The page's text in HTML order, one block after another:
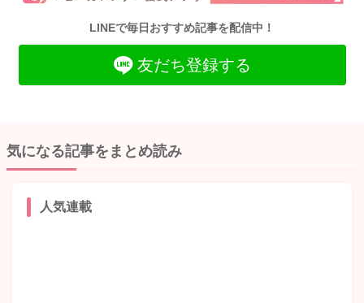
LINEで毎日おすすめ記事を配信中！
友だち登録する
気になる記事をまとめ読み
人気連載